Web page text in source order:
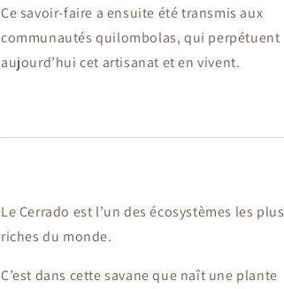
Ce savoir-faire a ensuite été transmis aux
communautés quilombolas, qui perpétuent
aujourd’hui cet artisanat et en vivent.
Le Cerrado est l’un des écosystèmes les plus
riches du monde.
C’est dans cette savane que naît une plante